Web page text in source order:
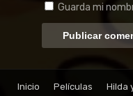
Guarda mi
Inicio Películas Hilda